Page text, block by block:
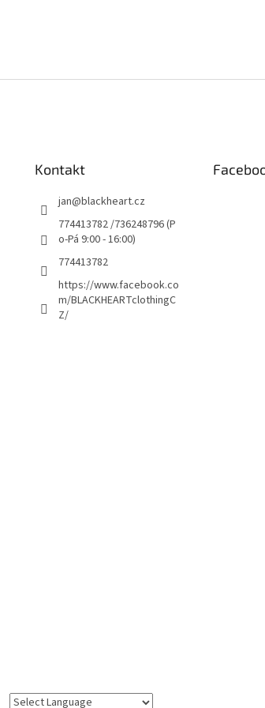
Kontakt
jan@blackheart.cz
774413782 /736248796 (P
o-Pá 9:00 - 16:00)
774413782
https://www.facebook.co
m/BLACKHEARTclothingC
Z/